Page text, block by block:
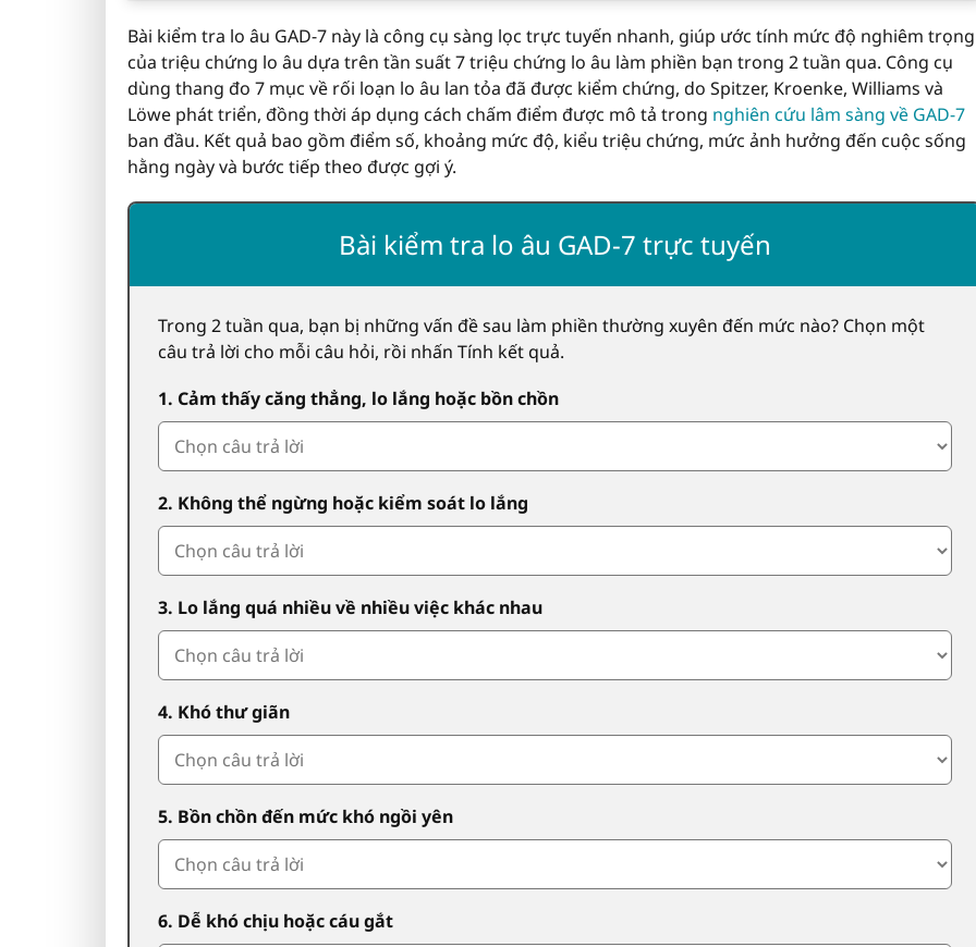
Bài kiểm tra lo âu GAD-7 này là công cụ sàng lọc trực tuyến nhanh, giúp ước tính mức độ nghiêm trọng
của triệu chứng lo âu dựa trên tần suất 7 triệu chứng lo âu làm phiền bạn trong 2 tuần qua. Công cụ
dùng thang đo 7 mục về rối loạn lo âu lan tỏa đã được kiểm chứng, do Spitzer, Kroenke, Williams và
Löwe phát triển, đồng thời áp dụng cách chấm điểm được mô tả trong nghiên cứu lâm sàng về GAD-7
ban đầu. Kết quả bao gồm điểm số, khoảng mức độ, kiểu triệu chứng, mức ảnh hưởng đến cuộc sống
hằng ngày và bước tiếp theo được gợi ý.
Bài kiểm tra lo âu GAD-7 trực tuyến
Trong 2 tuần qua, bạn bị những vấn đề sau làm phiền thường xuyên đến mức nào? Chọn một
câu trả lời cho mỗi câu hỏi, rồi nhấn Tính kết quả.
1. Cảm thấy căng thẳng, lo lắng hoặc bồn chồn
2. Không thể ngừng hoặc kiểm soát lo lắng
3. Lo lắng quá nhiều về nhiều việc khác nhau
4. Khó thư giãn
5. Bồn chồn đến mức khó ngồi yên
6. Dễ khó chịu hoặc cáu gắt